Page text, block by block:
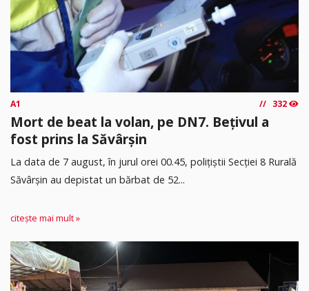
A1 332
Mort de beat la volan, pe DN7. Bețivul a
fost prins la Săvârșin
​La data de 7 august, în jurul orei 00.45, polițiștii Secției 8 Rurală
Săvârșin au depistat un bărbat de 52...
citește mai mult »